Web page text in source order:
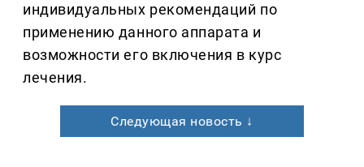
индивидуальных рекомендаций по
применению данного аппарата и
возможности его включения в курс
лечения.
Следующая новость ↓